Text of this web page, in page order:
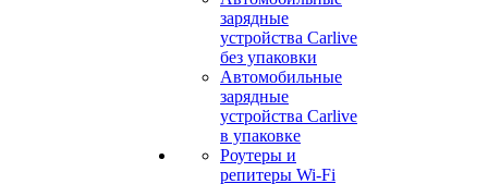
зарядные
устройства Carlive
без упаковки
Автомобильные
зарядные
устройства Carlive
в упаковке
Роутеры и
репитеры Wi-Fi